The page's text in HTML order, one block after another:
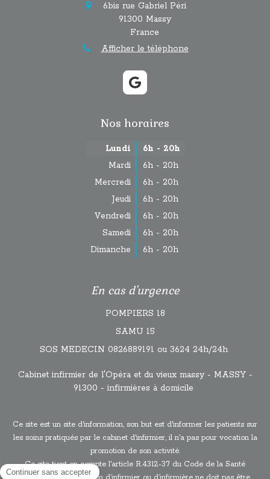
6bis rue Gabriel Péri
91300 Massy
France
Afficher le téléphone
Nos horaires
Lundi
6h - 20h
Mardi
6h - 20h
Mercredi
6h - 20h
Jeudi
6h - 20h
Vendredi
6h - 20h
Samedi
6h - 20h
Dimanche
6h - 20h
En cas d'urgence
POMPIERS 18
SAMU 15
SOS MEDECIN 0826889191 ou 3624 24h/24h
Cabinet infirmier de l'Opéra et du vieux massy - MASSY -
91300 - infirmières à domicile
Ce site est un site d'information, son but est d'informer les patients sur
les soins pratiqués par le cabinet d'infirmier, il n'a pas pour vocation la
promotion de son activité.
Ce site tient en compte l'article R.4312-37 du Code de la Santé